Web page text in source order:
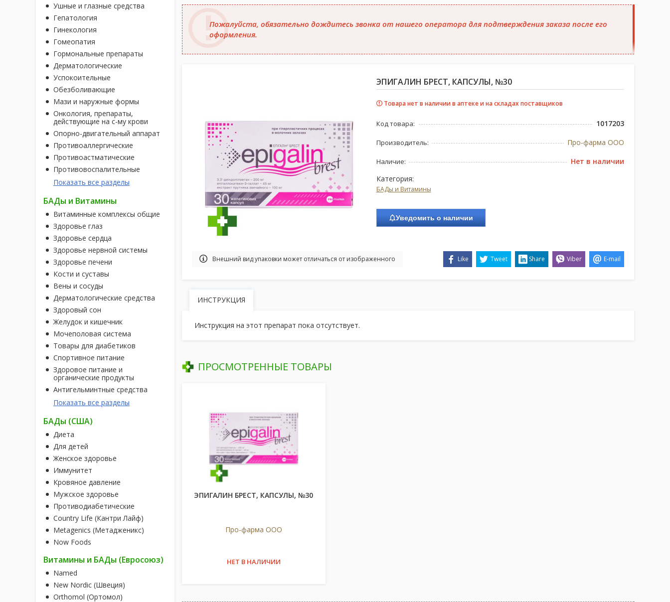
Ушные и глазные средства
Гепатология
Гинекология
Гомеопатия
Гормональные препараты
Дерматологические
Успокоительные
Обезболивающие
Мази и наружные формы
Онкология, препараты,
действующие на с-му крови
Опорно-двигательный аппарат
Противоаллергические
Противоастматические
Противовоспалительные
Показать все разделы
БАДы и Витамины
Витаминные комплексы общие
Здоровье глаз
Здоровье сердца
Здоровье нервной системы
Здоровье печени
Кости и суставы
Вены и сосуды
Дерматологические средства
Здоровый сон
Желудок и кишечник
Мочеполовая система
Товары для диабетиков
Спортивное питание
Здоровое питание и
органические продукты
Антигельминтные средства
Показать все разделы
БАДы (США)
Диета
Для детей
Женское здоровье
Иммунитет
Кровяное давление
Мужское здоровье
Противодиабетические
Country Life (Кантри Лайф)
Metagenics (Метадженикс)
Now Foods
Витамины и БАДы (Евросоюз)
Named
New Nordic (Швеция)
Orthomol (Ортомол)
Пожалуйста, обязательно дождитесь звонка от нашего оператора для подтверждения заказа после его
оформления.
ЭПИГАЛИН БРЕСТ, КАПСУЛЫ, №30
Товара нет в наличии в аптеке и на складах поставщиков
Код товара: 1017203
Производитель: Про-фарма ООО
Наличие:
Нет в наличии
Категория:
БАДы и Витамины
Уведомить о наличии
Внешний вид упаковки может отличаться от изображенного Like Tweet Share Viber E-mail
ИНСТРУКЦИЯ
Инструкция на этот препарат пока отсутствует.
ПРОСМОТРЕННЫЕ ТОВАРЫ
ЭПИГАЛИН БРЕСТ, КАПСУЛЫ, №30
Про-фарма ООО
НЕТ В НАЛИЧИИ